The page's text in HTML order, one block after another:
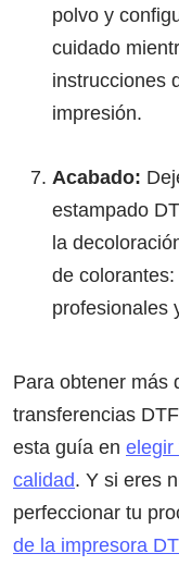
polvo y
cuidado
instrucciones
impresión.
Acabado:
estampado
la
de
profesionales
Para obtener más
transferencias
esta guía en elegir
calidad. Y si eres
perfeccionar tu
de la impresora